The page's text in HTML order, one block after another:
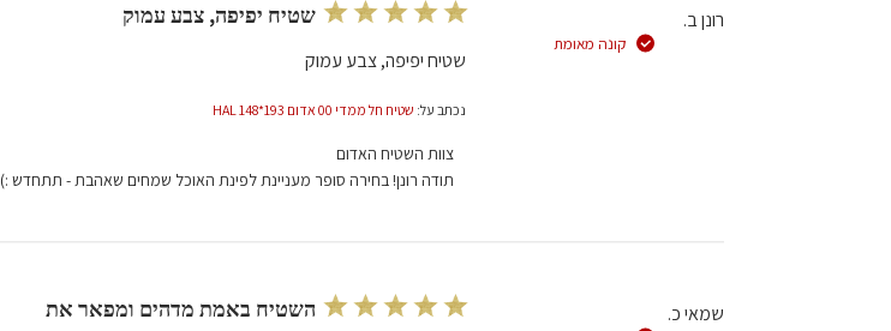
רונן ב.
קונה מאומת
שטיח יפיפה, צבע עמוק
שטיח יפיפה, צבע עמוק
נכתב על: שטיח חל ממדי 00 אדום 193*148 HAL
הערות
של
מאת
צוות השטיח האדום
תודה רונן! בחירה סופר מעניינת לפינת האוכל שמחים שאהבת - תתחדש :)
שמאי כ. השטיח באמת מדהים ומפאר את